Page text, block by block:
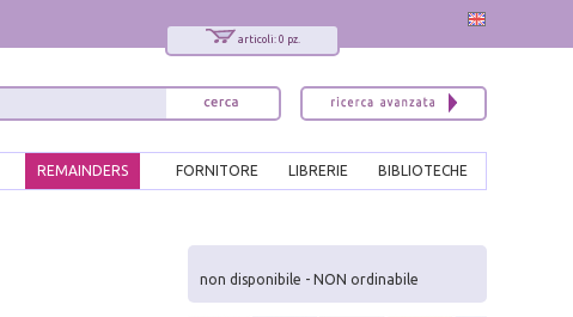
articoli: 0 pz.
BIBLIOTECHE
LIBRERIE
FORNITORE
REMAINDERS
non disponibile - NON ordinabile
x
Interessato ai nostri libri?